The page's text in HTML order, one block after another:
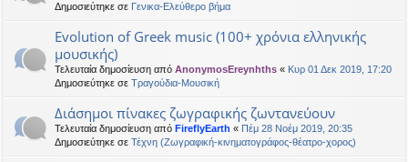
Δημοσιεύτηκε σε Γενικα-Ελεύθερο βήμα
Evolution of Greek music (100+ χρόνια ελληνικής
μουσικής)
Τελευταία δημοσίευση από AnonymosEreynhths « Κυρ 01 Δεκ 2019, 17:20
Δημοσιεύτηκε σε Τραγούδια-Μουσική
Διάσημοι πίνακες ζωγραφικής ζωντανεύουν
Τελευταία δημοσίευση από FireflyEarth « Πέμ 28 Νοέμ 2019, 20:35
Δημοσιεύτηκε σε Τέχνη (Ζωγραφική-κινηματογράφος-θέατρο-χορος)